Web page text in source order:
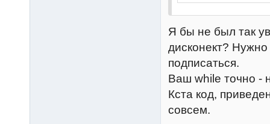
      security.differencePeriodAgo =
      security.avgDailyVol = avgDailyVol
      security.stopLoss =
avgDailyVol =
end
Я бы не был так
дисконект?
подписаться.
Ваш while точно -
Кста код,
совсем.